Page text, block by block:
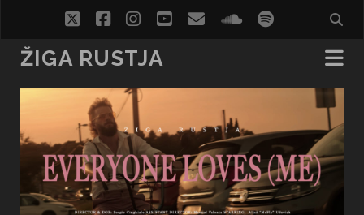
twitterfacebookinstagram
youtube
emailsoundcloud
spotify
ŽIGA RUSTJA
Žiga
Rustja
Posts